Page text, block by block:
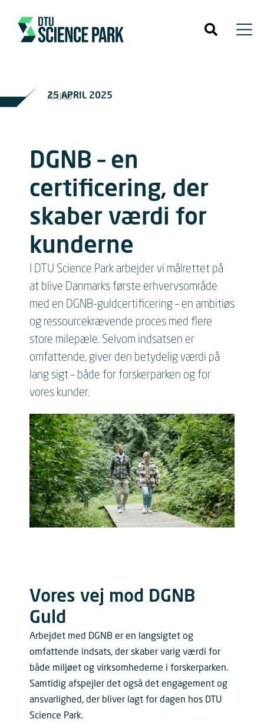
25 APRIL 2025
Artikel
DGNB – en
certificering, der
skaber værdi for
kunderne
I DTU Science Park arbejder vi målrettet på
at blive Danmarks første erhvervsområde
med en DGNB-guldcertificering – en ambitiøs
og ressourcekrævende proces med flere
store milepæle. Selvom indsatsen er
omfattende, giver den betydelig værdi på
lang sigt – både for forskerparken og for
vores kunder.
Vores vej mod DGNB
Guld
Arbejdet med DGNB er en langsigtet og
omfattende indsats, der skaber varig værdi for
både miljøet og virksomhederne i forskerparken.
Samtidig afspejler det også det engagement og
ansvarlighed, der bliver lagt for dagen hos DTU
Science Park.